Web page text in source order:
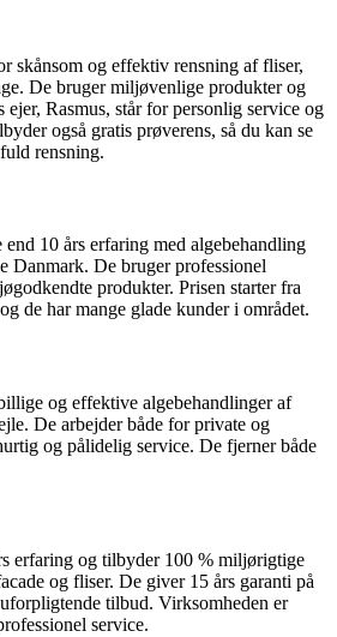
skånsom og effektiv rensning af fliser,
De bruger miljøvenlige produkter og
ejer, Rasmus, står for personlig service og
også gratis prøverens, så du kan se
rensning.
end 10 års erfaring med algebehandling
Danmark. De bruger professionel
produkter. Prisen starter fra
de har mange glade kunder i området.
og effektive algebehandlinger af
De arbejder både for private og
og pålidelig service. De fjerner både
erfaring og tilbyder 100 % miljørigtige
og fliser. De giver 15 års garanti på
tilbud. Virksomheden er
service.